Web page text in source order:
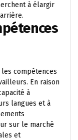
à élargir
compétences
En raison
à
langues et à
sur le marché
et